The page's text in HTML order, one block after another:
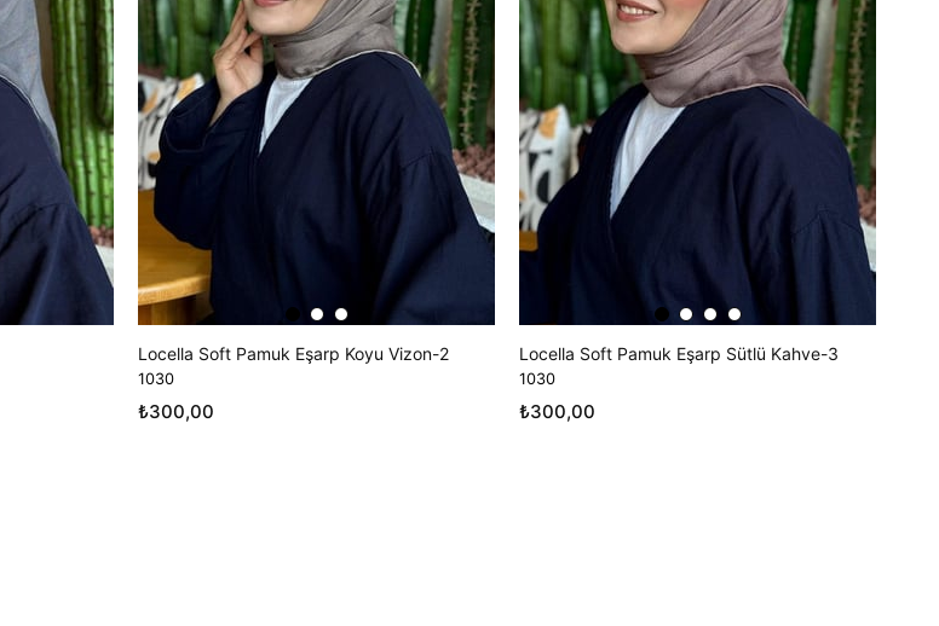
Locella Soft Pamuk Eşarp Koyu Vizon-2
1030
₺300,00
Locella Soft Pamuk Eşarp Sütlü Kahve-3
1030
₺300,00